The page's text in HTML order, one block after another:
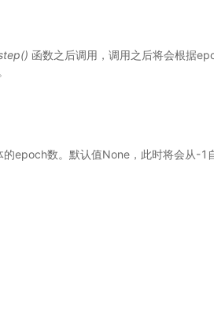
函数之后调用，调用之后将会根据
的epoch数。默认值None，此时将会从-1